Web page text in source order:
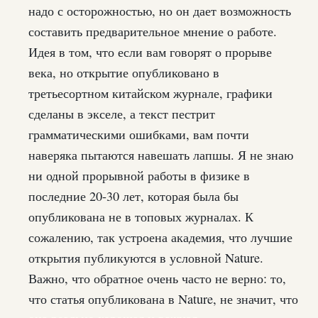
надо с осторожностью, но он дает возможность
составить предварительное мнение о работе.
Идея в том, что если вам говорят о прорыве
века, но открытие опубликовано в
третьесортном китайском журнале, графики
сделаны в экселе, а текст пестрит
грамматическими ошибками, вам почти
наверяка пытаются навешать лапшы. Я не знаю
ни одной прорывной работы в физике в
последние 20-30 лет, которая была бы
опубликована не в топовых журналах. К
сожалению, так устроена академия, что лучшие
открытия публикуются в условной Nature.
Важно, что обратное очень часто не верно: то,
что статья опубликована в Nature, не значит, что